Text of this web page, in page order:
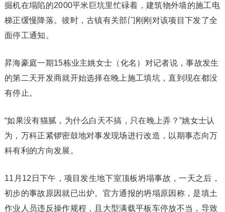
掘机在塌陷的2000平米巨坑里忙碌着，建筑物外墙的施工电
梯正缓慢降落。彼时，古镇有关部门刚刚对该项目下发了全
面停工通知。
昇海豪庭一期15栋业主姚女士（化名）对记者说，事故发生
的第二天开发商就开始选择在晚上施工填坑，直到现在都没
有停止。
“如果没有猫腻，为什么白天不搞，只在晚上弄？”姚女士认
为，万科正紧锣密鼓地对事发现场进行改造，以期事态向万
科有利的方向发展。
11月12日下午，项目发生地下室顶板坍塌事故，一天之后，
初步的事故原因就已出炉。官方通报的坍塌原因称，是填土
作业人员违反操作规程，且大型满载平板车停放不当，导致